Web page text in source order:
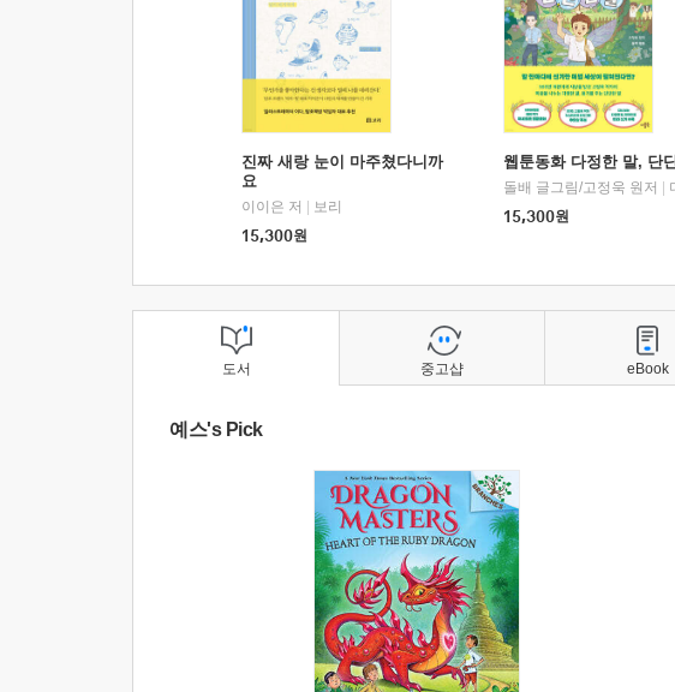
진짜 새랑 눈이 마주쳤다니까
요
이이은 저
보리
15,300원
웹툰동화 다정한 말, 단
돌배 글그림/고정욱 원저
15,300원
도서
예스's Pick
중고샵 eBook